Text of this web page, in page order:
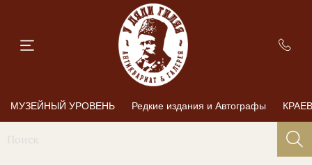
МУЗЕЙНЫЙ УРОВЕНЬ Редкие издания и Автографы